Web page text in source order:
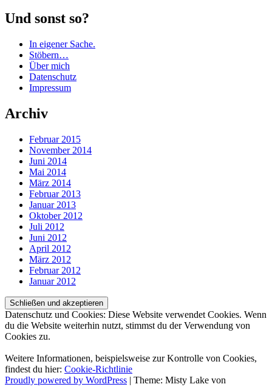
Und sonst so?
In eigener Sache.
Stöbern…
Über mich
Datenschutz
Impressum
Archiv
Februar 2015
November 2014
Juni 2014
Mai 2014
März 2014
Februar 2013
Januar 2013
Oktober 2012
Juli 2012
Juni 2012
April 2012
März 2012
Februar 2012
Januar 2012
Datenschutz und Cookies: Diese Website verwendet Cookies. Wenn
du die Website weiterhin nutzt, stimmst du der Verwendung von
Cookies zu.
Weitere Informationen, beispielsweise zur Kontrolle von Cookies,
findest du hier: Cookie-Richtlinie
Proudly powered by WordPress | Theme: Misty Lake von